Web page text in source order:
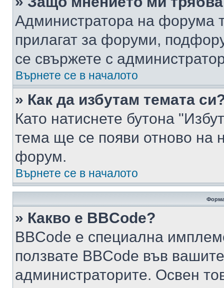
Администратора на форума
прилагат за форуми,
се свържете с
Върнете се в началото
» Как да избутам темата
Като натиснете бутона
тема ще се появи отново на
форум.
Върнете се в началото
» Какво е BBCode?
BBCode е специална
ползвате BBCode във
администраторите. Освен